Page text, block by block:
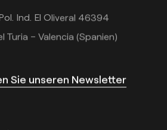
Ind. El Oliveral 46394
Turia – Valencia (Spanien)
Sie unseren Newsletter